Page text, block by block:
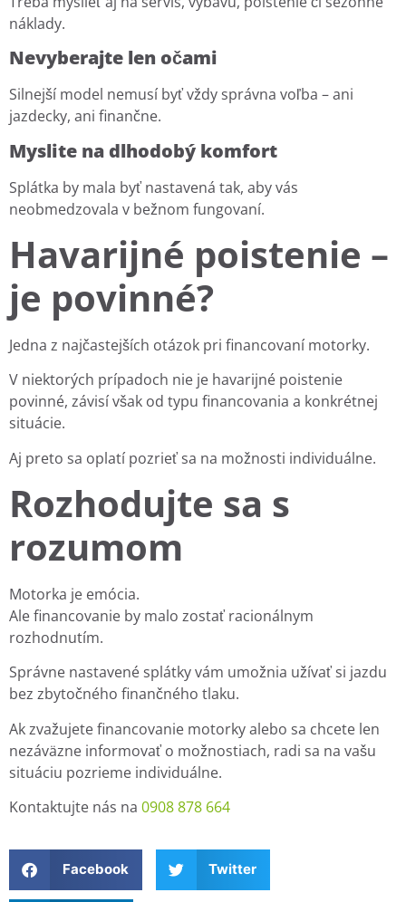
náklady.
Nevyberajte len očami
Silnejší model nemusí byť vždy správna voľba – ani
jazdecky, ani finančne.
Myslite na dlhodobý komfort
Splátka by mala byť nastavená tak, aby vás
neobmedzovala v bežnom fungovaní.
Havarijné poistenie –
je povinné?
Jedna z najčastejších otázok pri financovaní motorky.
V niektorých prípadoch nie je havarijné poistenie
povinné, závisí však od typu financovania a konkrétnej
situácie.
Aj preto sa oplatí pozrieť sa na možnosti individuálne.
Rozhodujte sa s
rozumom
Motorka je emócia.
Ale financovanie by malo zostať racionálnym
rozhodnutím.
Správne nastavené splátky vám umožnia užívať si jazdu
bez zbytočného finančného tlaku.
Ak zvažujete financovanie motorky alebo sa chcete len
nezáväzne informovať o možnostiach, radi sa na vašu
situáciu pozrieme individuálne.
Kontaktujte nás na 0908 878 664
Facebook Twitter